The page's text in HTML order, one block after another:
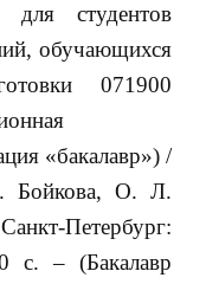
для студентов
обучающихся
071900
«бакалавр») /
О. Л.
Петербург:
с. – (Бакалавр